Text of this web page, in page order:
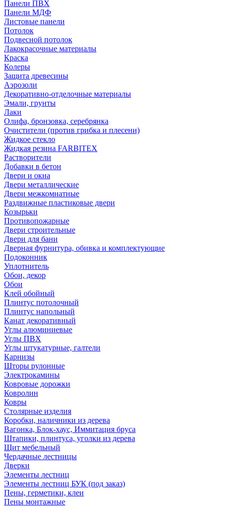
Панели ПВХ
Панели МДФ
Листовые панели
Потолок
Подвесной потолок
Лакокрасочные материалы
Краска
Колеры
Защита древесины
Аэрозоли
Декоративно-отделочные материалы
Эмали, грунты
Лаки
Олифа, бронзовка, серебрянка
Очистители (против грибка и плесени)
Жидкое стекло
Жидкая резина FARBITEX
Растворители
Добавки в бетон
Двери и окна
Двери металлические
Двери межкомнатные
Раздвижные пластиковые двери
Козырьки
Противопожарные
Двери строительные
Двери для бани
Дверная фурнитура, обивка и комплектующие
Подоконник
Уплотнитель
Обои, декор
Обои
Клей обойный
Плинтус потолочный
Плинтус напольный
Канат декоративный
Углы алюминиевые
Углы ПВХ
Углы штукатурные, галтели
Карнизы
Шторы рулонные
Электрокамины
Ковровые дорожки
Ковролин
Ковры
Столярные изделия
Коробки, наличники из дерева
Вагонка, Блок-хаус, Иммитация бруса
Штапики, плинтуса, уголки из дерева
Щит мебельный
Чердачные лестницы
Дверки
Элементы лестниц
Элементы лестниц БУК (под заказ)
Пены, герметики, клеи
Пены монтажные